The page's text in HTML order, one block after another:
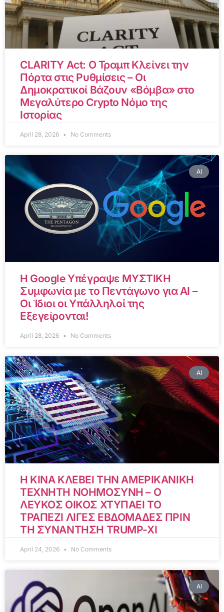
CLARITY Act: Ο Τραμπ Κλείνει την
Πόρτα στις Ρυθμίσεις – Οι
Δημοκρατικοί Βάζουν «Βόμβα» στο
Μεγαλύτερο Crypto Νόμο της
Ιστορίας
April 28, 2026 No Comments
AI
Η Google Υπέγραψε ΜΥΣΤΙΚΗ
Συμφωνία με το Πεντάγωνο για AI –
Οι Ίδιοι οι Υπάλληλοί της
Εξεγείρονται!
April 28, 2026 No Comments
AI
Η ΚΙΝΑ ΚΛΕΒΕΙ ΤΗΝ ΑΜΕΡΙΚΑΝΙΚΗ
ΤΕΧΝΗΤΗ ΝΟΗΜΟΣΥΝΗ – Ο
ΛΕΥΚΟΣ ΟΙΚΟΣ ΧΤΥΠΑΕΙ ΤΟ
ΤΡΑΠΕΖΙ ΛΙΓΕΣ ΕΒΔΟΜΑΔΕΣ ΠΡΙΝ
ΤΗ ΣΥΝΑΝΤΗΣΗ TRUMP-XI
April 24, 2026 No Comments
AI